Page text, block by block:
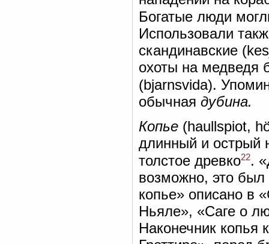
Богатые люди
Использовали
скандинавские
охоты на медведя
(bjarnsvida).
обычная дубина.
Копье (haullspiot,
длинный и острый
толстое древко22.
возможно, это был
копье» описано в
Ньяле», «Саге о
Наконечник копья